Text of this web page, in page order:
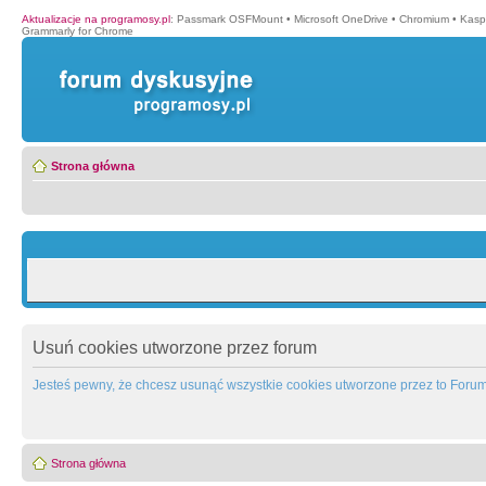
Aktualizacje na programosy.pl: Passmark OSFMount • Microsoft OneDrive • Chromium •
Grammarly for Chrome
Strona główna
Usuń cookies utworzone przez forum
Jesteś pewny, że chcesz usunąć wszystkie cookies utworzone przez to
Strona główna